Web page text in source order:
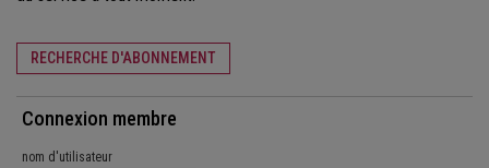
RECHERCHE D'ABONNEMENT
Connexion membre
nom d'utilisateur